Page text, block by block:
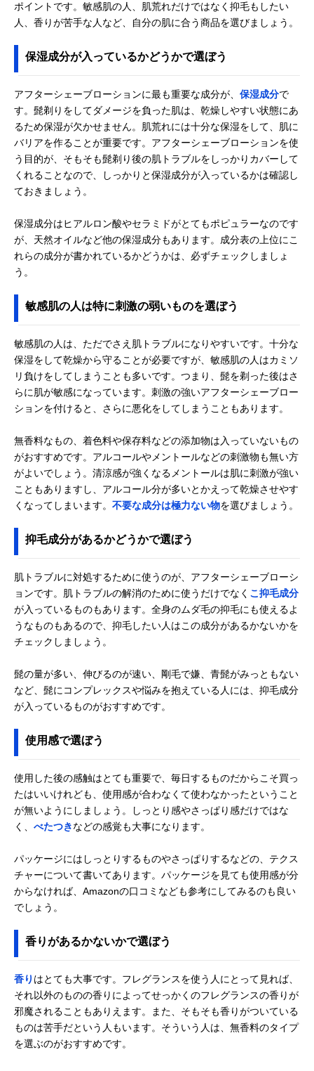
ポイントです。敏感肌の人、肌荒れだけではなく抑毛もしたい
人、香りが苦手な人など、自分の肌に合う商品を選びましょう。
保湿成分が入っているかどうかで選ぼう
アフターシェーブローションに最も重要な成分が、 保湿成分で
す。髭剃りをしてダメージを負った肌は、乾燥しやすい状態にあ
るため保湿が欠かせません。肌荒れには十分な保湿をして、肌に
バリアを作ることが重要です。アフターシェーブローションを使
う目的が、そもそも髭剃り後の肌トラブルをしっかりカバーして
くれることなので、しっかりと保湿成分が入っているかは確認し
ておきましょう。
保湿成分はヒアルロン酸やセラミドがとてもポピュラーなのです
が、天然オイルなど他の保湿成分もあります。成分表の上位にこ
れらの成分が書かれているかどうかは、必ずチェックしましょ
う。
敏感肌の人は特に刺激の弱いものを選ぼう
敏感肌の人は、ただでさえ肌トラブルになりやすいです。十分な
保湿をして乾燥から守ることが必要ですが、敏感肌の人はカミソ
リ負けをしてしまうことも多いです。つまり、髭を剃った後はさ
らに肌が敏感になっています。刺激の強いアフターシェーブロー
ションを付けると、さらに悪化をしてしまうこともあります。
無香料なもの、着色料や保存料などの添加物は入っていないもの
がおすすめです。アルコールやメントールなどの刺激物も無い方
がよいでしょう。清涼感が強くなるメントールは肌に刺激が強い
こともありますし、アルコール分が多いとかえって乾燥させやす
くなってしまいます。 不要な成分は極力ない物を選びましょう。
抑毛成分があるかどうかで選ぼう
肌トラブルに対処するために使うのが、アフターシェーブローシ
ョンです。肌トラブルの解消のために使うだけでなく こ抑毛成分
が入っているものもあります。全身のムダ毛の抑毛にも使えるよ
うなものもあるので、抑毛したい人はこの成分があるかないかを
チェックしましょう。
髭の量が多い、伸びるのが速い、剛毛で嫌、青髭がみっともない
など、髭にコンプレックスや悩みを抱えている人には、抑毛成分
が入っているものがおすすめです。
使用感で選ぼう
使用した後の感触はとても重要で、毎日するものだからこそ買っ
たはいいけれども、使用感が合わなくて使わなかったということ
が無いようにしましょう。しっとり感やさっぱり感だけではな
く、 べたつきなどの感覚も大事になります。
パッケージにはしっとりするものやさっぱりするなどの、テクス
チャーについて書いてあります。パッケージを見ても使用感が分
からなければ、Amazonの口コミなども参考にしてみるのも良い
でしょう。
香りがあるかないかで選ぼう
香り はとても大事です。フレグランスを使う人にとって見れば、
それ以外のものの香りによってせっかくのフレグランスの香りが
邪魔されることもありえます。また、そもそも香りがついている
ものは苦手だという人もいます。そういう人は、無香料のタイプ
を選ぶのがおすすめです。